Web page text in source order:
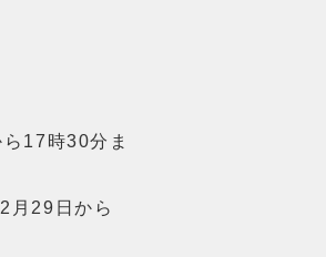
17時30分ま
月29日から